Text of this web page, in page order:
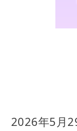
2026年5月